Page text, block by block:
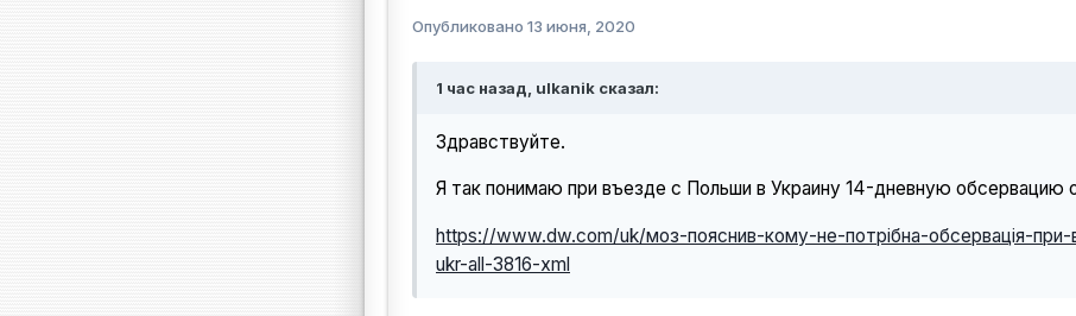
Опубликовано 13 июня, 2020
1 час назад, ulkanik сказал:
Здравствуйте.
Я так понимаю при въезде с Польши в Украину 14-дневную обсервацию
https://www.dw.com/uk/моз-пояснив-кому-не-потрібна-обсервація-при-
ukr-all-3816-xml